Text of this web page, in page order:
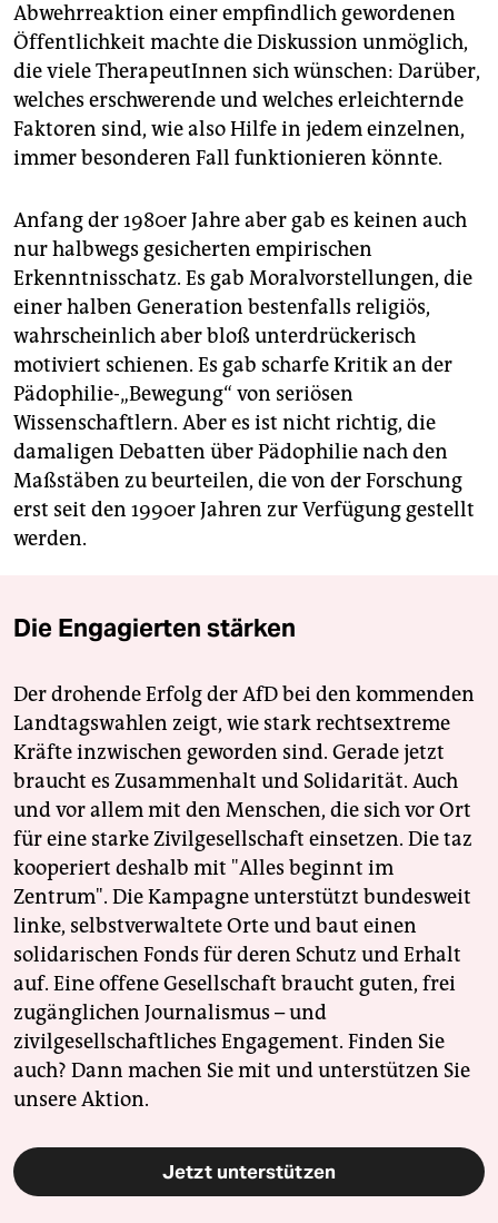
Abwehrreaktion einer empfindlich gewordenen
Öffentlichkeit machte die Diskussion unmöglich,
die viele TherapeutInnen sich wünschen: Darüber,
welches erschwerende und welches erleichternde
Faktoren sind, wie also Hilfe in jedem einzelnen,
immer besonderen Fall funktionieren könnte.
Anfang der 1980er Jahre aber gab es keinen auch
nur halbwegs gesicherten empirischen
Erkenntnisschatz. Es gab Moralvorstellungen, die
einer halben Generation bestenfalls religiös,
wahrscheinlich aber bloß unterdrückerisch
motiviert schienen. Es gab scharfe Kritik an der
Pädophilie-„Bewegung“ von seriösen
Wissenschaftlern. Aber es ist nicht richtig, die
damaligen Debatten über Pädophilie nach den
Maßstäben zu beurteilen, die von der Forschung
erst seit den 1990er Jahren zur Verfügung gestellt
werden.
Die Engagierten stärken
Der drohende Erfolg der AfD bei den kommenden
Landtagswahlen zeigt, wie stark rechtsextreme
Kräfte inzwischen geworden sind. Gerade jetzt
braucht es Zusammenhalt und Solidarität. Auch
und vor allem mit den Menschen, die sich vor Ort
für eine starke Zivilgesellschaft einsetzen. Die taz
kooperiert deshalb mit "Alles beginnt im
Zentrum". Die Kampagne unterstützt bundesweit
linke, selbstverwaltete Orte und baut einen
solidarischen Fonds für deren Schutz und Erhalt
auf. Eine offene Gesellschaft braucht guten, frei
zugänglichen Journalismus – und
zivilgesellschaftliches Engagement. Finden Sie
auch? Dann machen Sie mit und unterstützen Sie
unsere Aktion.
Jetzt unterstützen